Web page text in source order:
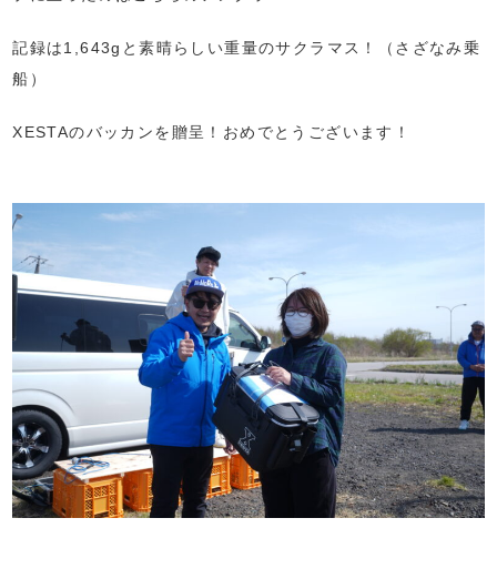
記録は1,643gと素晴らしい重量のサクラマス！（さざなみ乗
船）
XESTAのバッカンを贈呈！おめでとうございます！